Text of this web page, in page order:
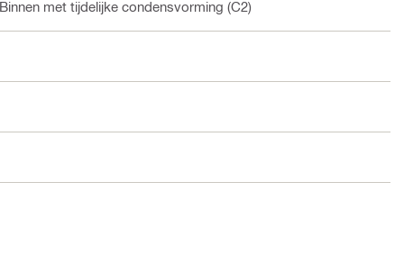
met tijdelijke condensvorming (C2)